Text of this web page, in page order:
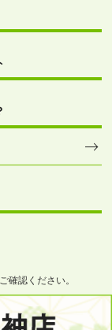
確認ください。